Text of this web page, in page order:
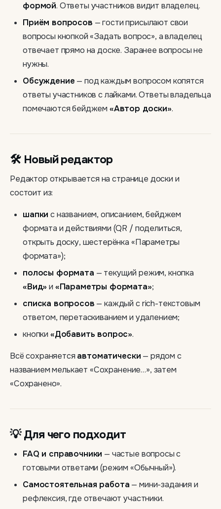
формой. Ответы участников видит владелец.
Приём вопросов — гости присылают свои
вопросы кнопкой «Задать вопрос», а владелец
отвечает прямо на доске. Заранее вопросы не
нужны.
Обсуждение — под каждым вопросом копятся
ответы участников с лайками. Ответы владельца
помечаются бейджем«Автор доски».
🛠 Новый редактор
Редактор открывается на странице доски и
состоит из:
шапки с названием, описанием, бейджем
формата и действиями (QR / поделиться,
открыть доску, шестерёнка «Параметры
формата»);
полосы формата — текущий режим, кнопка
«Вид» и«Параметры формата»;
списка вопросов — каждый с rich-текстовым
ответом, перетаскиванием и удалением;
кнопки«Добавить вопрос».
Всё сохраняетсяавтоматически — рядом с
названием мелькает «Сохранение…», затем
«Сохранено».
💡 Для чего подходит
FAQ и справочники — частые вопросы с
готовыми ответами (режим «Обычный»).
Самостоятельная работа — мини-задания и
рефлексия, где отвечают участники.